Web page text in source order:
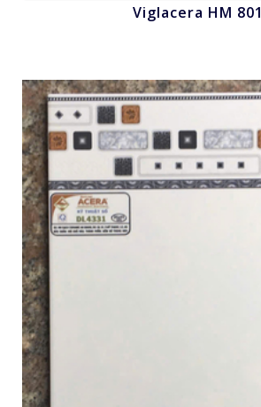
Nhấn để xem
Viglacera HM 801